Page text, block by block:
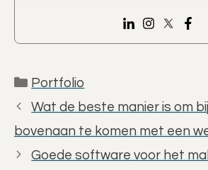
Categorieën
Portfolio
Wat de beste manier is om
bovenaan te komen met een
Goede software voor het